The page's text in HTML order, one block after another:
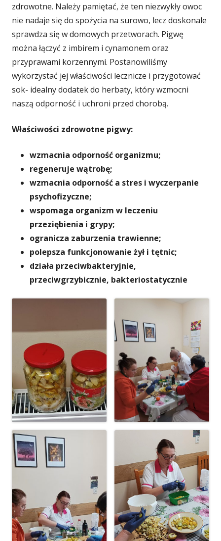
zdrowotne. Należy pamiętać, że ten niezwykły owoc
nie nadaje się do spożycia na surowo, lecz doskonale
sprawdza się w domowych przetworach. Pigwę
można łączyć z imbirem i cynamonem oraz
przyprawami korzennymi. Postanowiliśmy
wykorzystać jej właściwości lecznicze i przygotować
sok- idealny dodatek do herbaty, który wzmocni
naszą odporność i uchroni przed chorobą.
Właściwości zdrowotne pigwy:
wzmacnia odporność organizmu;
regeneruje wątrobę;
wzmacnia odporność a stres i wyczerpanie
psychofizyczne;
wspomaga organizm w leczeniu
przeziębienia i grypy;
ogranicza zaburzenia trawienne;
polepsza funkcjonowanie żył i tętnic;
działa przeciwbakteryjnie,
przeciwgrzybicznie, bakteriostatycznie